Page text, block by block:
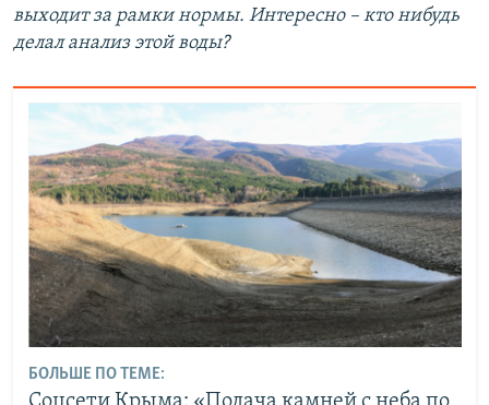
выходит за рамки нормы. Интересно – кто нибудь
делал анализ этой воды?
БОЛЬШЕ ПО ТЕМЕ: